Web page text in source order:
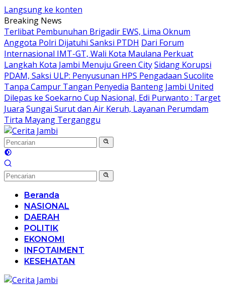
Langsung ke konten
Breaking News
Terlibat Pembunuhan Brigadir EWS, Lima Oknum
Anggota Polri Dijatuhi Sanksi PTDH Dari Forum
Internasional IMT-GT, Wali Kota Maulana Perkuat
Langkah Kota Jambi Menuju Green CitySidang Korupsi
PDAM, Saksi ULP: Penyusunan HPS Pengadaan Sucolite
Tanpa Campur Tangan Penyedia Banteng Jambi United
Dilepas ke Soekarno Cup Nasional, Edi Purwanto : Target
Juara Sungai Surut dan Air Keruh, Layanan Perumdam
Tirta Mayang Terganggu
Beranda
NASIONAL
DAERAH
POLITIK
EKONOMI
INFOTAIMENT
KESEHATAN